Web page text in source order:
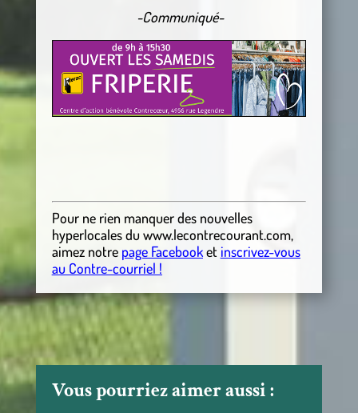
-Communiqué-
Pour ne rien manquer des nouvelles
hyperlocalesdu www.lecontrecourant.com,
aimez notre page Facebooket inscrivez-vous
au Contre-courriel !
Vous pourriez aimer aussi :